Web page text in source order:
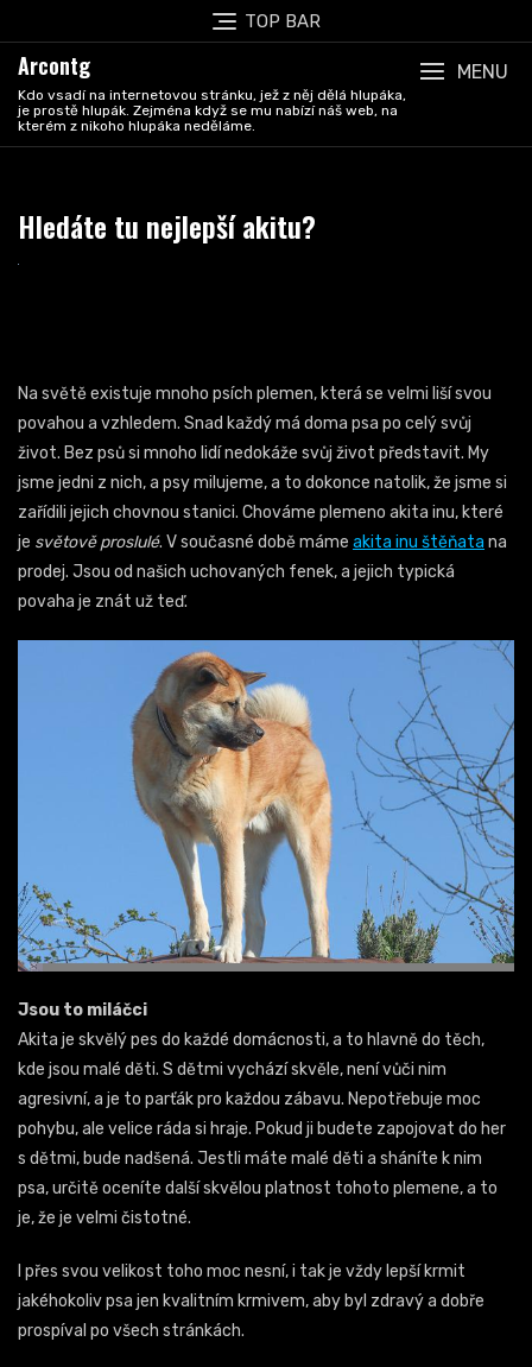
to
content
TOP BAR
Arcontg
Kdo vsadí na internetovou stránku, jež z něj dělá hlupáka,
je prostě hlupák. Zejména když se mu nabízí náš web, na
kterém z nikoho hlupáka neděláme.
MENU
Hledáte tu nejlepší akitu?
Na světě existuje mnoho psích plemen, která se velmi liší svou
povahou a vzhledem. Snad každý má doma psa po celý svůj
život. Bez psů si mnoho lidí nedokáže svůj život představit. My
jsme jedni z nich, a psy milujeme, a to dokonce natolik, že jsme si
zařídili jejich chovnou stanici. Chováme plemeno akita inu, které
je světově proslulé. V současné době máme akita inu štěňata na
prodej. Jsou od našich uchovaných fenek, a jejich typická
povaha je znát už teď.
Jsou to miláčci
Akita je skvělý pes do každé domácnosti, a to hlavně do těch,
kde jsou malé děti. S dětmi vychází skvěle, není vůči nim
agresivní, a je to parťák pro každou zábavu. Nepotřebuje moc
pohybu, ale velice ráda si hraje. Pokud ji budete zapojovat do her
s dětmi, bude nadšená. Jestli máte malé děti a sháníte k nim
psa, určitě oceníte další skvělou platnost tohoto plemene, a to
je, že je velmi čistotné.
I přes svou velikost toho moc nesní, i tak je vždy lepší krmit
jakéhokoliv psa jen kvalitním krmivem, aby byl zdravý a dobře
prospíval po všech stránkách.